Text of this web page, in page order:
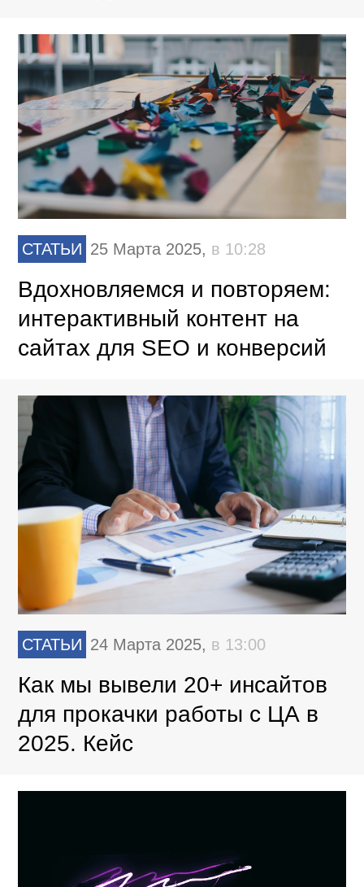
СТАТЬИ 25 Марта 2025, в 10:28
Вдохновляемся и повторяем:
интерактивный контент на
сайтах для SEO и конверсий
СТАТЬИ 24 Марта 2025, в 13:00
Как мы вывели 20+ инсайтов
для прокачки работы с ЦА в
2025. Кейс